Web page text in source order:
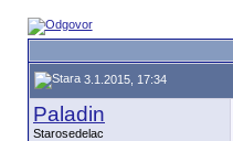
3.1.2015, 17:34
Paladin
Starosedelac